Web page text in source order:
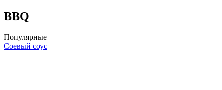
BBQ
Популярные
Соевый соус